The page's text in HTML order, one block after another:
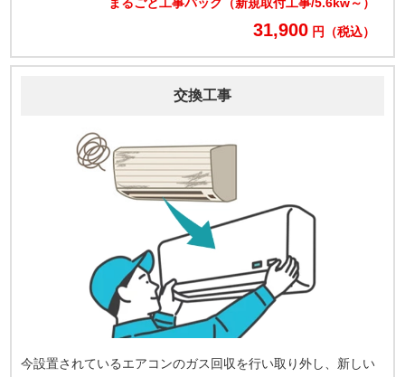
31,900 円（税込）
交換工事
今設置されているエアコンのガス回収を行い取り外し、新しい